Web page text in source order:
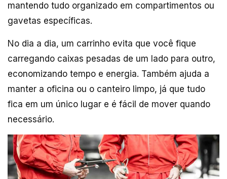
mantendo tudo organizado em compartimentos ou
gavetas específicas.
No dia a dia, um carrinho evita que você fique
carregando caixas pesadas de um lado para outro,
economizando tempo e energia. Também ajuda a
manter a oficina ou o canteiro limpo, já que tudo
fica em um único lugar e é fácil de mover quando
necessário.